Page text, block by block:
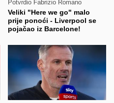
Potvrdio Fabrizio Romano
Veliki "Here we go" malo
prije ponoći - Liverpool se
pojačao iz Barcelone!